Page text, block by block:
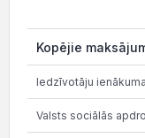
Kopējie
Iedzīvotāju
Valsts sociālās